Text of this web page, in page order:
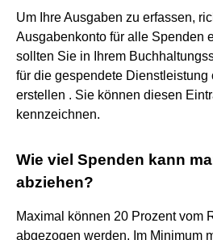
Um Ihre Ausgaben zu erfassen,
Ausgabenkonto für alle Spenden
sollten Sie in Ihrem
für die gespendete Dienstleistung
erstellen . Sie können diesen
kennzeichnen.
Wie viel Spenden kann
abziehen?
Maximal können 20 Prozent vom
abgezogen werden. Im Minimum